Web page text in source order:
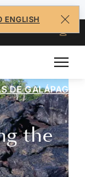
ENGLISH
DE GALÁPAGOS
the